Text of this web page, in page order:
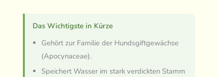
Das Wichtigste in Kürze
Gehört zur Familie der Hundsgiftgewächse
(Apocynaceae).
Speichert Wasser im stark verdickten Stamm